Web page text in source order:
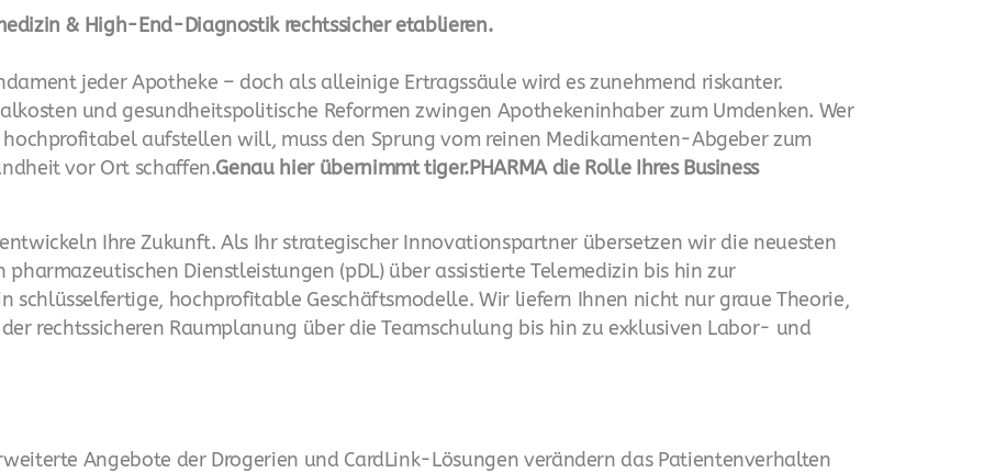
& High-End-Diagnostik rechtssicher etablieren.
jeder Apotheke – doch als alleinige Ertragssäule wird es zunehmend riskanter.
und gesundheitspolitische Reformen zwingen Apothekeninhaber zum Umdenken. Wer
aufstellen will, muss den Sprung vom reinen Medikamenten-Abgeber zum
vor Ort schaffen.Genau hier übernimmt tiger.PHARMA die Rolle Ihres Business
Ihre Zukunft. Als Ihr strategischer Innovationspartner übersetzen wir die neuesten
Dienstleistungen (pDL) über assistierte Telemedizin bis hin zur
schlüsselfertige, hochprofitable Geschäftsmodelle. Wir liefern Ihnen nicht nur graue Theorie,
rechtssicheren Raumplanung über die Teamschulung bis hin zu exklusiven Labor- und
Angebote der Drogerien und CardLink-Lösungen verändern das Patientenverhalten